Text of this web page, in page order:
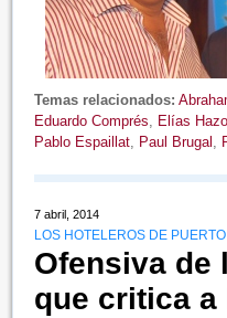
Temas relacionados:
Eduardo Comprés, Elías
Pablo Espaillat, Paul Brugal ,
7 abril, 2014
LOS HOTELEROS DE
Ofensiva de
que critica a